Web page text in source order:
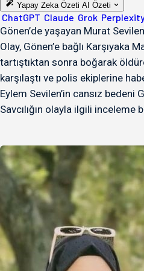
Yapay Zeka Özeti AI Özeti
ChatGPT Claude Grok
Gönen’de yaşayan Murat
Olay, Gönen’e bağlı
tartıştıktan sonra boğarak
karşılaştı ve polis ekiplerine
Eylem Sevilen’in cansız bedeni
Savcılığın olayla ilgili inceleme